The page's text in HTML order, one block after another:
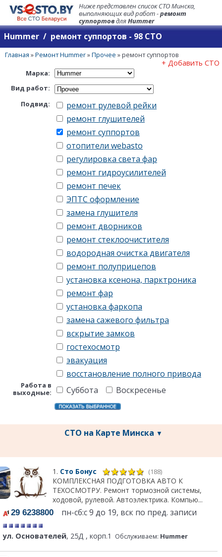
Ниже представлен список СТО Минска,
выполняющих вид работ -ремонт
суппортовдляHummer
Hummer / ремонт суппортов - 98 СТО
Главная »Ремонт Hummer»Прочее »ремонт суппортов
+ Добавить СТО
Марка:
Вид работ:
Подвид:
ремонт рулевой рейки
ремонт глушителей
ремонт суппортов
отопители webasto
регулировка света фар
ремонт гидроусилителей
ремонт печек
ЭПТС оформление
замена глушителя
ремонт дворников
ремонт стеклоочистителя
водородная очистка двигателя
ремонт полуприцепов
установка ксенона, парктроника
ремонт фар
установка фаркопа
замена сажевого фильтра
вскрытие замков
гостехосмотр
эвакуация
восстановление полного привода
Работа в
выходные:
Суббота Воскресенье
СТО на Карте Минска ▼
1. Сто Бонус (188)
КОМПЛЕКСНАЯ ПОДГОТОВКА АВТО К
ТЕХОСМОТРУ. Ремонт тормозной системы,
ходовой, рулевой. Автоэлектрика. Компью...
29 6238800 пн-сб:с 9 до 19, вск по пред. записи
ул. Основателей, 25Д , корп.1 Обслуживаем: Hummer